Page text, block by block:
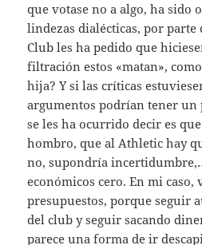
que votase no a algo, ha sido
lindezas dialécticas, por parte
Club les ha pedido que
filtración estos «matan»,
hija? Y si las críticas
argumentos podrían tener un
se les ha ocurrido decir es
hombro, que al Athletic hay
no, supondría
económicos cero. En mi caso,
presupuestos, porque seguir
del club y seguir sacando
parece una forma de ir